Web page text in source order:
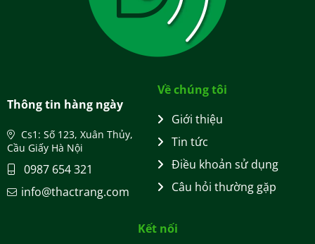
Thông tin hàng ngày
Cs1: Số 123, Xuân Thủy,
Cầu Giấy Hà Nội
0987 654 321
info@thactrang.com
Về chúng tôi
Giới thiệu
Tin tức
Điều khoản sử dụng
Câu hỏi thường gặp
Kết nối